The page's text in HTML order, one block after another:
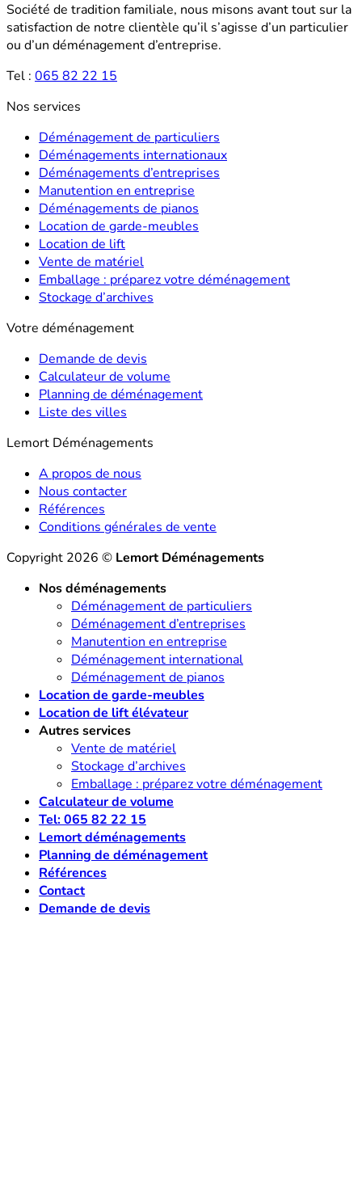
Société de tradition familiale, nous misons avant tout sur la
satisfaction de notre clientèle qu’il s’agisse d’un particulier
ou d’un déménagement d’entreprise.
Tel : 065 82 22 15
Nos services
Déménagement de particuliers
Déménagements internationaux
Déménagements d’entreprises
Manutention en entreprise
Déménagements de pianos
Location de garde-meubles
Location de lift
Vente de matériel
Emballage : préparez votre déménagement
Stockage d’archives
Votre déménagement
Demande de devis
Calculateur de volume
Planning de déménagement
Liste des villes
Lemort Déménagements
A propos de nous
Nous contacter
Références
Conditions générales de vente
Copyright 2026 © Lemort Déménagements
Nos déménagements
Déménagement de particuliers
Déménagement d’entreprises
Manutention en entreprise
Déménagement international
Déménagement de pianos
Location de garde-meubles
Location de lift élévateur
Autres services
Vente de matériel
Stockage d’archives
Emballage : préparez votre déménagement
Calculateur de volume
Tel: 065 82 22 15
Lemort déménagements
Planning de déménagement
Références
Contact
Demande de devis